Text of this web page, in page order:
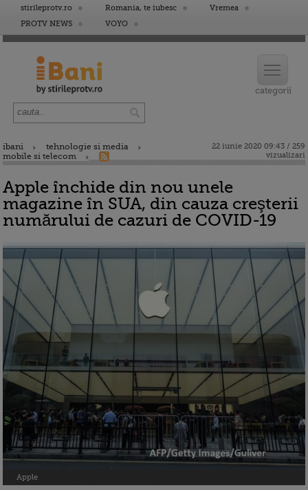
stirileprotv.ro Romania, te iubesc
Vremea
PROTV NEWS
VOYO
ibani
tehnologie si media
mobile si telecom
22 iunie 2020 09:43 / 259
vizualizari
Apple închide din nou unele
magazine în SUA, din cauza creşterii
numărului de cazuri de COVID-19
Apple